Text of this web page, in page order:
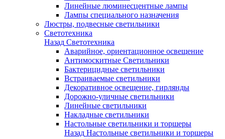
Линейные люминесцентные лампы
Лампы специального назначения
Люстры, подвесные светильники
Светотехника
Назад Светотехника
Аварийное, ориентационное освещение
Антимоскитные Светильники
Бактерицидные светильники
Встраиваемые светильники
Декоративное освещение, гирлянды
Дорожно-уличные светильники
Линейные светильники
Накладные светильники
Настольные светильники и торшеры
Назад Настольные светильники и торшеры